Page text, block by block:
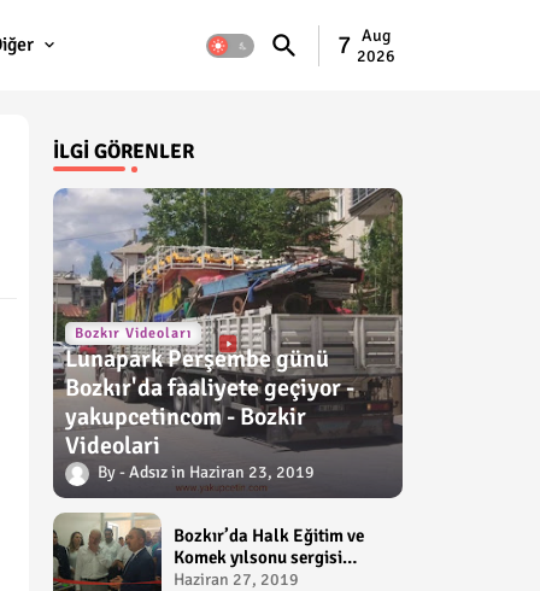
7 Aug
2026
İLGI GÖRENLER
Bozkır Videoları
Lunapark Perşembe günü
Bozkır'da faaliyete geçiyor -
yakupcetincom - Bozkir
Videolari
Adsız Haziran 23, 2019
Bozkır’da Halk Eğitim ve
Komek yılsonu sergisi
gerçekleştirildi-
Haziran 27, 2019